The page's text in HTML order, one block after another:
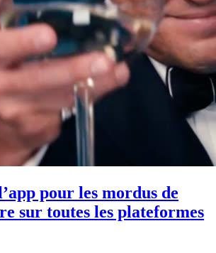
pour les mordus de
sur toutes les plateformes